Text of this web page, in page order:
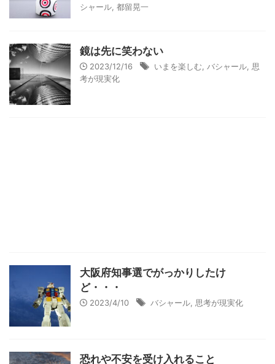
シャール 都留晃一
鏡は先に笑わない
2023/12/16 いまを楽しむ バシャール 思
考が現実化
大阪府知事選でがっかりしたけ
ど・・・
2023/4/10 バシャール 思考が現実化
恐れや不安を受け入れること